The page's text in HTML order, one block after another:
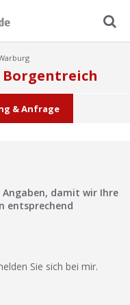
Borgentreich
& Anfrage
damit wir Ihre
entsprechend
Sie sich bei mir.